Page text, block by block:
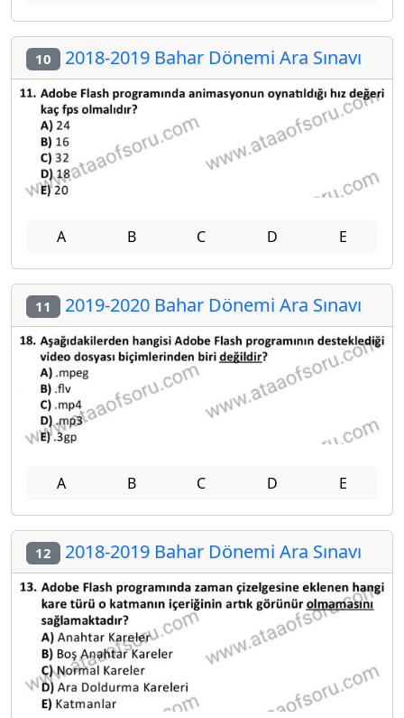
10 2018-2019 Bahar Dönemi Ara Sınavı
A B C D E
11 2019-2020 Bahar Dönemi Ara Sınavı
A B C D E
12 2018-2019 Bahar Dönemi Ara Sınavı